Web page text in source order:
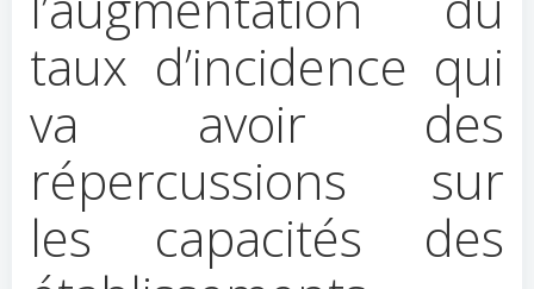
taux d’incidence qui
va avoir des
répercussions sur
les capacités des